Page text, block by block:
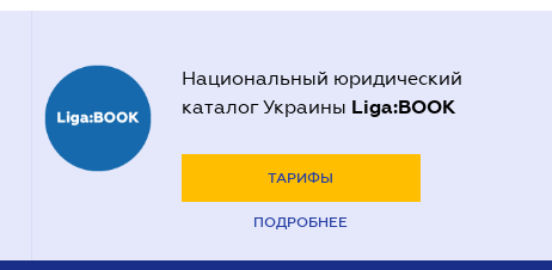
Национальный юридический
каталог Украины Liga:BOOK
ТАРИФЫ
ПОДРОБНЕЕ